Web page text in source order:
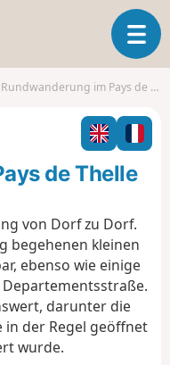
T
o
g
l
n
a
g
a
t
i
n
Rundwanderung im Pays de Thelle
de Thelle
von Dorf zu Dorf.
begehenen kleinen
ebenso wie einige
darunter die
in der Regel geöffnet
wurde.